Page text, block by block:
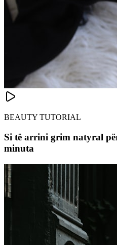
BEAUTY TUTORIAL
Si të arrini grim natyral
minuta